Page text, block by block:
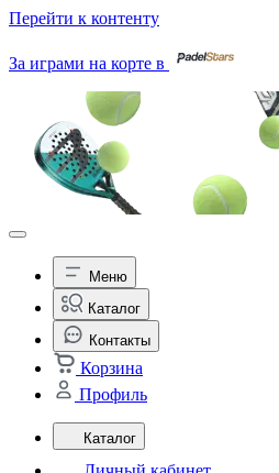
Перейти к контенту
За играми на корте в
Меню
Каталог
Контакты
Корзина
Профиль
Каталог